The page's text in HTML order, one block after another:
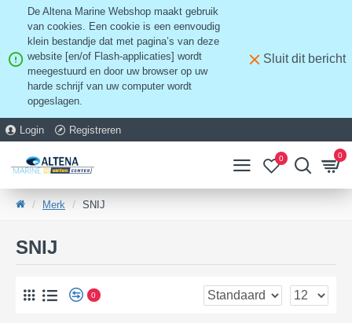
De Altena Marine Webshop maakt gebruik
van cookies. Een cookie is een eenvoudig
klein bestandje dat met pagina’s van deze
website [en/of Flash-applicaties] wordt
meegestuurd en door uw browser op uw
harde schrijf van uw computer wordt
opgeslagen.
Sluit dit bericht
Login Registreren
0 0
Merk SNIJ
SNIJ
0